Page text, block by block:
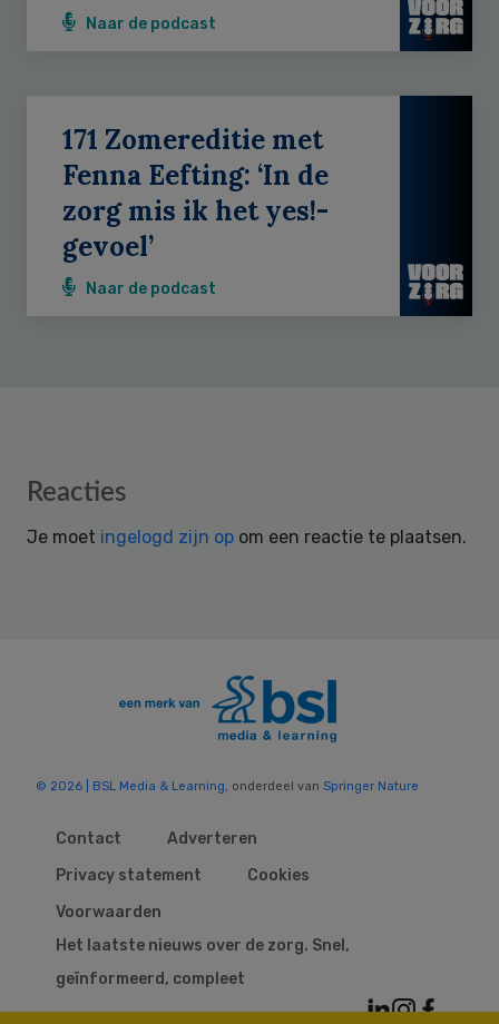
Naar de podcast
171 Zomereditie met
Fenna Eefting: ‘In de
zorg mis ik het yes!-
gevoel’
Naar de podcast
Reader
Reacties
Je moet ingelogd zijn op om een reactie te plaatsen.
© 2026 | BSL Media & Learning, onderdeel van Springer Nature
Contact
Adverteren
Privacy statement
Cookies
Voorwaarden
Het laatste nieuws over de zorg. Snel,
geïnformeerd, compleet